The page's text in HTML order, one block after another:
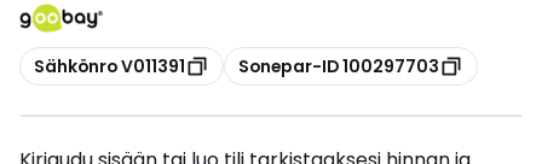
Kopioi
Sähkönro V011391 Kopioi
Sonepar-ID 100297703